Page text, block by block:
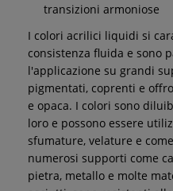
transizioni armoniose
I colori acrilici liquidi si
consistenza fluida e sono
l'applicazione su grandi
pigmentati, coprenti e
e opaca. I colori sono
loro e possono essere
sfumature, velature e
numerosi supporti come
pietra, metallo e molte